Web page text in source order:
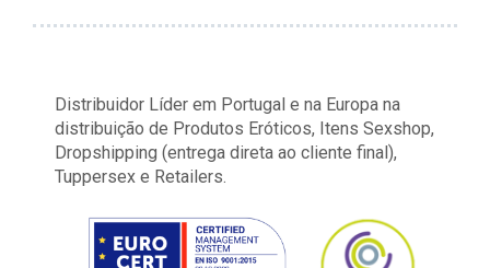
Distribuidor Líder em Portugal e na Europa na
distribuição de Produtos Eróticos, Itens Sexshop,
Dropshipping (entrega direta ao cliente final),
Tuppersex e Retailers.